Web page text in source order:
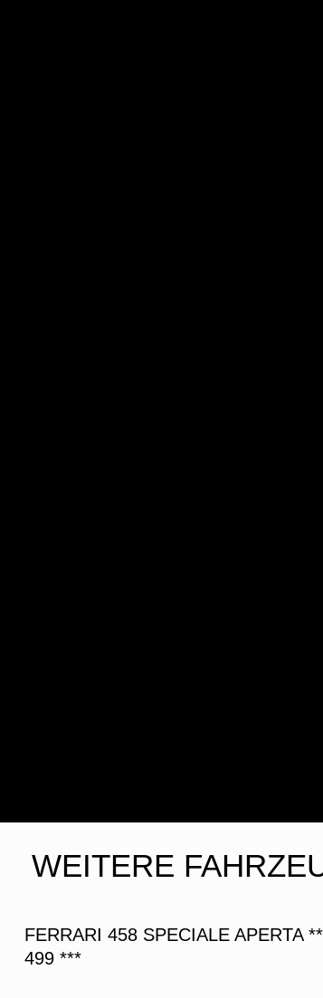
WEITERE
FERRARI 458 SPECIALE APERTA
499 ***